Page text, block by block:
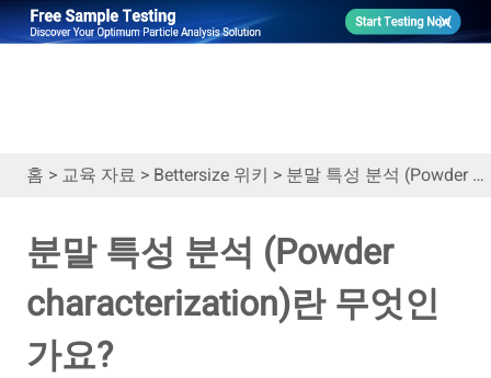
홈 > 교육 자료 > Bettersize 위키 > 분말 특성 분석 (Powder characterization)란 무엇인가요?
분말 특성 분석 (Powder
characterization)란 무엇인
가요?